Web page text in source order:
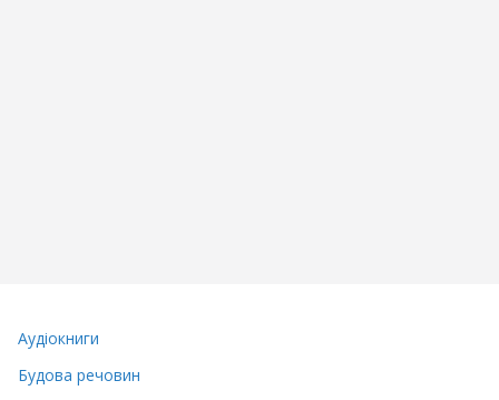
Аудіокниги
Будова речовин